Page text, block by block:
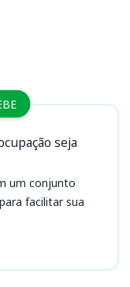
seja
um conjunto
facilitar sua